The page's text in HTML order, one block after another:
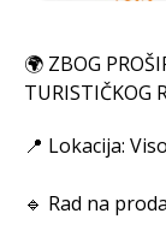
🌍 ZBOG
TURISTIČKOG
📍 Lokacija:
🔹 Rad na